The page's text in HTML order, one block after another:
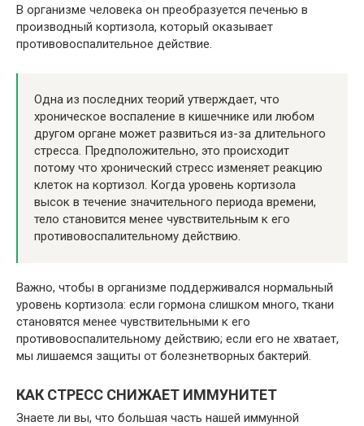
В организме человека он преобразуется печенью в
производный кортизола, который оказывает
противовоспалительное действие.
Одна из последних теорий утверждает, что
хроническое воспаление в кишечнике или любом
другом органе может развиться из-за длительного
стресса. Предположительно, это происходит
потому что хронический стресс изменяет реакцию
клеток на кортизол. Когда уровень кортизола
высок в течение значительного периода времени,
тело становится менее чувствительным к его
противовоспалительному действию.
Важно, чтобы в организме поддерживался нормальный
уровень кортизола: если гормона слишком много, ткани
становятся менее чувствительными к его
противовоспалительному действию; если его не хватает,
мы лишаемся защиты от болезнетворных бактерий.
КАК СТРЕСС СНИЖАЕТ ИММУНИТЕТ
Знаете ли вы, что большая часть нашей иммунной